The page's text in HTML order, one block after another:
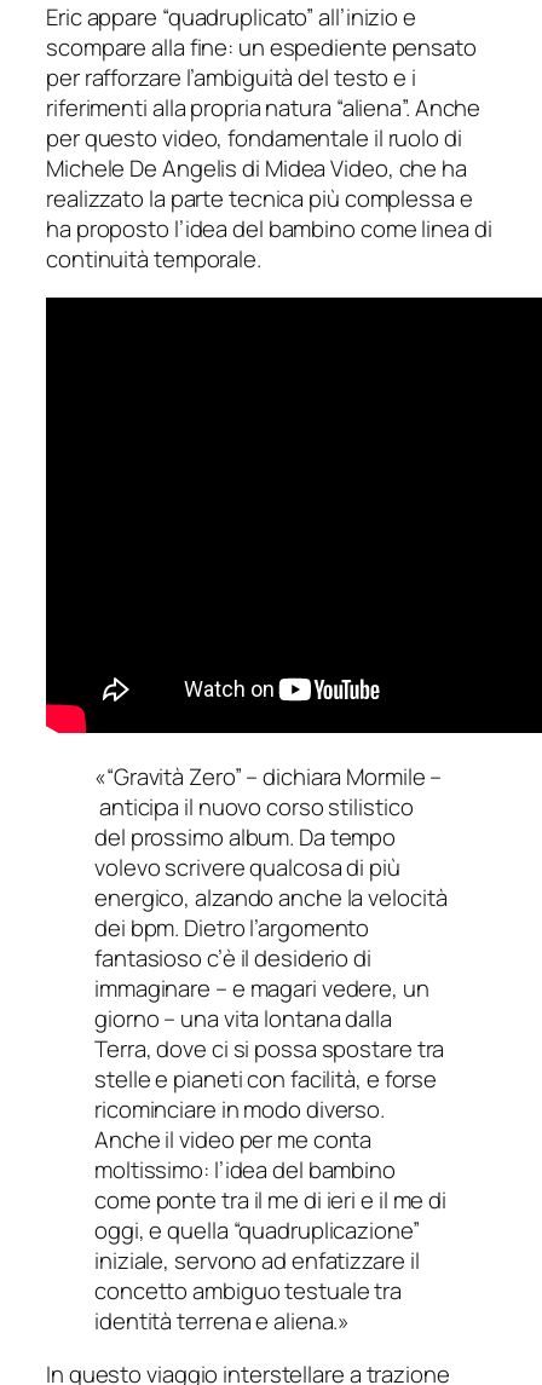
Eric appare “quadruplicato” all’inizio e
scompare alla fine: un espediente pensato
per rafforzare l’ambiguità del testo e i
riferimenti alla propria natura “aliena”. Anche
per questo video, fondamentale il ruolo di
Michele De Angelis di Midea Video, che ha
realizzato la parte tecnica più complessa e
ha proposto l’idea del bambino come linea di
continuità temporale.
«“Gravità Zero” – dichiara Mormile –
anticipa il nuovo corso stilistico
del prossimo album. Da tempo
volevo scrivere qualcosa di più
energico, alzando anche la velocità
dei bpm. Dietro l’argomento
fantasioso c’è il desiderio di
immaginare – e magari vedere, un
giorno – una vita lontana dalla
Terra, dove ci si possa spostare tra
stelle e pianeti con facilità, e forse
ricominciare in modo diverso.
Anche il video per me conta
moltissimo: l’idea del bambino
come ponte tra il me di ieri e il me di
oggi, e quella “quadruplicazione”
iniziale, servono ad enfatizzare il
concetto ambiguo testuale tra
identità terrena e aliena.»
In questo viaggio interstellare a trazione